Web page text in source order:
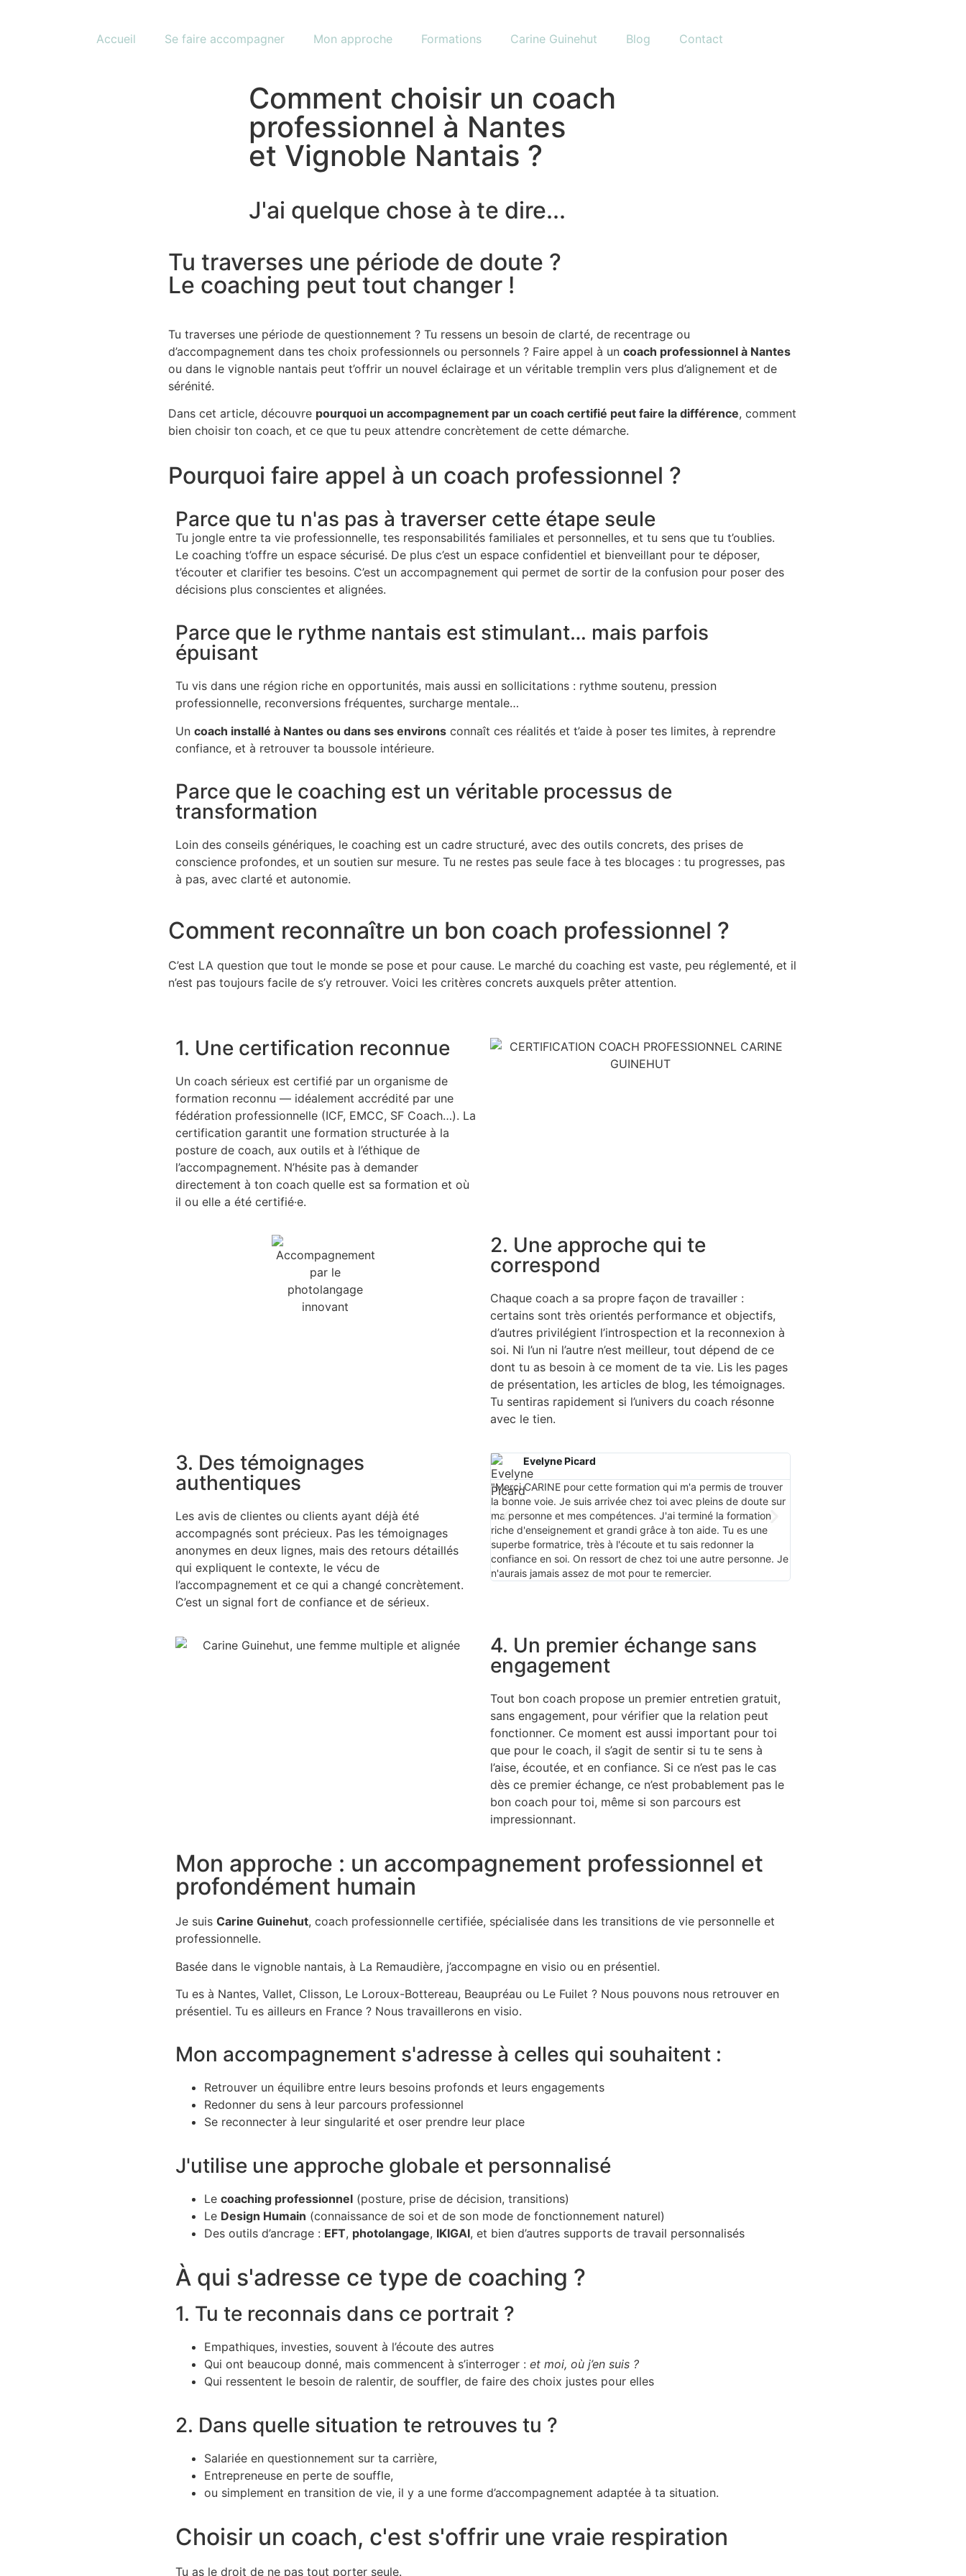
Accueil Se faire accompagner Mon approche Formations Carine Guinehut Blog Contact
Comment choisir un coach
professionnel à Nantes
et Vignoble Nantais ?
J'ai quelque chose à te dire...
Tu traverses une période de doute ?
Le coaching peut tout changer !
Tu traverses une période de questionnement ? Tu ressens un besoin de clarté, de recentrage ou
d’accompagnement dans tes choix professionnels ou personnels ? Faire appel à un coach professionnel à Nantes
ou dans le vignoble nantais peut t’offrir un nouvel éclairage et un véritable tremplin vers plus d’alignement et de
sérénité.
Dans cet article, découvre pourquoi un accompagnement par un coach certifié peut faire la différence, comment
bien choisir ton coach, et ce que tu peux attendre concrètement de cette démarche.
Pourquoi faire appel à un coach professionnel ?
Parce que tu n'as pas à traverser cette étape seule
Tu jongle entre ta vie professionnelle, tes responsabilités familiales et personnelles, et tu sens que tu t’oublies.
Le coaching t’offre un espace sécurisé. De plus c’est un espace confidentiel et bienveillant pour te déposer,
t’écouter et clarifier tes besoins. C’est un accompagnement qui permet de sortir de la confusion pour poser des
décisions plus conscientes et alignées.
Parce que le rythme nantais est stimulant… mais parfois
épuisant
Tu vis dans une région riche en opportunités, mais aussi en sollicitations : rythme soutenu, pression
professionnelle, reconversions fréquentes, surcharge mentale…
Un coach installé à Nantes ou dans ses environsconnaît ces réalités et t’aide à poser tes limites, à reprendre
confiance, et à retrouver ta boussole intérieure.
Parce que le coaching est un véritable processus de
transformation
Loin des conseils génériques, le coaching est un cadre structuré, avec des outils concrets, des prises de
conscience profondes, et un soutien sur mesure. Tu ne restes pas seule face à tes blocages : tu progresses, pas
à pas, avec clarté et autonomie.
Comment reconnaître un bon coach professionnel ?
C’est LA question que tout le monde se pose et pour cause. Le marché du coaching est vaste, peu réglementé, et il
n’est pas toujours facile de s’y retrouver. Voici les critères concrets auxquels prêter attention.
1. Une certification reconnue
Un coach sérieux est certifié par un organisme de
formation reconnu — idéalement accrédité par une
fédération professionnelle (ICF, EMCC, SF Coach…). La
certification garantit une formation structurée à la
posture de coach, aux outils et à l’éthique de
l’accompagnement. N’hésite pas à demander
directement à ton coach quelle est sa formation et où
il ou elle a été certifié·e.
2. Une approche qui te
correspond
Chaque coach a sa propre façon de travailler :
certains sont très orientés performance et objectifs,
d’autres privilégient l’introspection et la reconnexion à
soi. Ni l’un ni l’autre n’est meilleur, tout dépend de ce
dont tu as besoin à ce moment de ta vie. Lis les pages
de présentation, les articles de blog, les témoignages.
Tu sentiras rapidement si l’univers du coach résonne
avec le tien.
3. Des témoignages
authentiques
Les avis de clientes ou clients ayant déjà été
accompagnés sont précieux. Pas les témoignages
anonymes en deux lignes, mais des retours détaillés
qui expliquent le contexte, le vécu de
l’accompagnement et ce qui a changé concrètement.
C’est un signal fort de confiance et de sérieux.
Evelyne Picard
"Merci CARINE pour cette formation qui m'a permis de trouver
la bonne voie. Je suis arrivée chez toi avec pleins de doute sur
ma personne et mes compétences. J'ai terminé la formation
riche d'enseignement et grandi grâce à ton aide. Tu es une
superbe formatrice, très à l'écoute et tu sais redonner la
confiance en soi. On ressort de chez toi une autre personne. Je
n'aurais jamais assez de mot pour te remercier.
4. Un premier échange sans
engagement
Tout bon coach propose un premier entretien gratuit,
sans engagement, pour vérifier que la relation peut
fonctionner. Ce moment est aussi important pour toi
que pour le coach, il s’agit de sentir si tu te sens à
l’aise, écoutée, et en confiance. Si ce n’est pas le cas
dès ce premier échange, ce n’est probablement pas le
bon coach pour toi, même si son parcours est
impressionnant.
Mon approche : un accompagnement professionnel et
profondément humain
Je suis Carine Guinehut, coach professionnelle certifiée, spécialisée dans les transitions de vie personnelle et
professionnelle.
Basée dans le vignoble nantais, à La Remaudière, j’accompagne en visio ou en présentiel.
Tu es à Nantes, Vallet, Clisson, Le Loroux-Bottereau, Beaupréau ou Le Fuilet ? Nous pouvons nous retrouver en
présentiel. Tu es ailleurs en France ? Nous travaillerons en visio.
Mon accompagnement s'adresse à celles qui souhaitent :
Retrouver un équilibre entre leurs besoins profonds et leurs engagements
Redonner du sens à leur parcours professionnel
Se reconnecter à leur singularité et oser prendre leur place
J'utilise une approche globale et personnalisé
Le coaching professionnel(posture, prise de décision, transitions)
Le Design Humain (connaissance de soi et de son mode de fonctionnement naturel)
Des outils d’ancrage : EFT, photolangage, IKIGAI, et bien d’autres supports de travail personnalisés
À qui s'adresse ce type de coaching ?
1. Tu te reconnais dans ce portrait ?
Empathiques, investies, souvent à l’écoute des autres
Qui ont beaucoup donné, mais commencent à s’interroger : et moi, où j’en suis ?
Qui ressentent le besoin de ralentir, de souffler, de faire des choix justes pour elles
2. Dans quelle situation te retrouves tu ?
Salariée en questionnement sur ta carrière,
Entrepreneuse en perte de souffle,
ou simplement en transition de vie, il y a une forme d’accompagnement adaptée à ta situation.
Choisir un coach, c'est s'offrir une vraie respiration
Tu as le droit de ne pas tout porter seule.